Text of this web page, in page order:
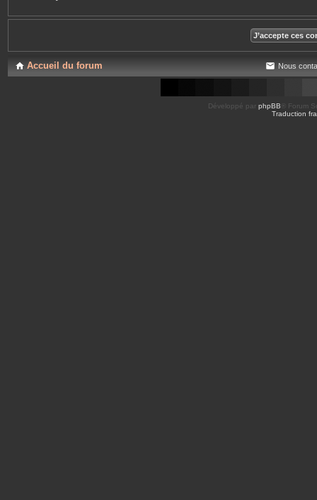
Accueil du forum Nous
Développé par phpBB ® Forum
Traduction